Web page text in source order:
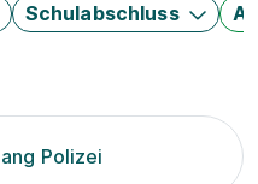
Schulabschluss
Polizei